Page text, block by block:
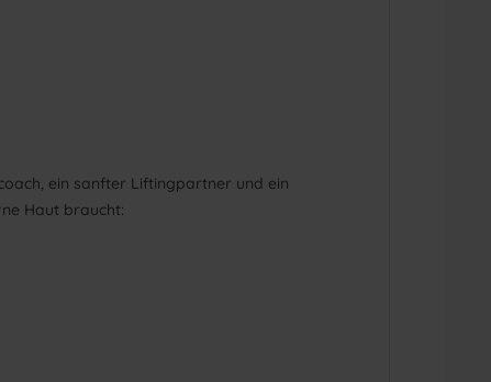
ein sanfter Liftingpartner und ein
Haut braucht: